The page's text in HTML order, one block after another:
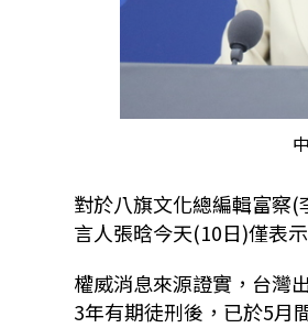
對於八旗文化總編輯富察
言人張晗今天(10日)僅表
權威消息來源證實，台灣
3年有期徒刑後，已於5月